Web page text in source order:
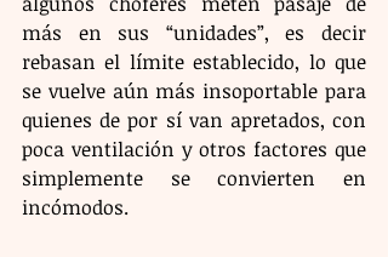
más en sus “unidades”, es decir
rebasan el límite establecido, lo que
se vuelve aún más insoportable para
quienes de por sí van apretados, con
poca ventilación y otros factores que
simplemente se convierten en
incómodos.